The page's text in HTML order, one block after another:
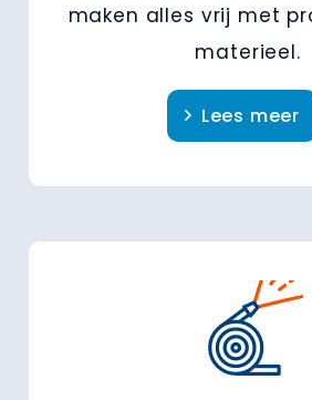
maken alles vrij met
materieel.
Lees meer